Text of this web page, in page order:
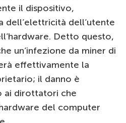
il dispositivo,
dell’elettricità dell’utente
Detto questo,
un’infezione da miner di
effettivamente la
il danno è
ai dirottatori che
del computer